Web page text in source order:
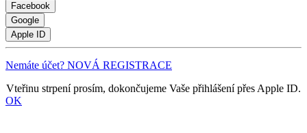
Facebook
Google
Apple ID
Nemáte účet? NOVÁ REGISTRACE
Vteřinu strpení prosím, dokončujeme Vaše přihlášení přes Apple ID.
OK